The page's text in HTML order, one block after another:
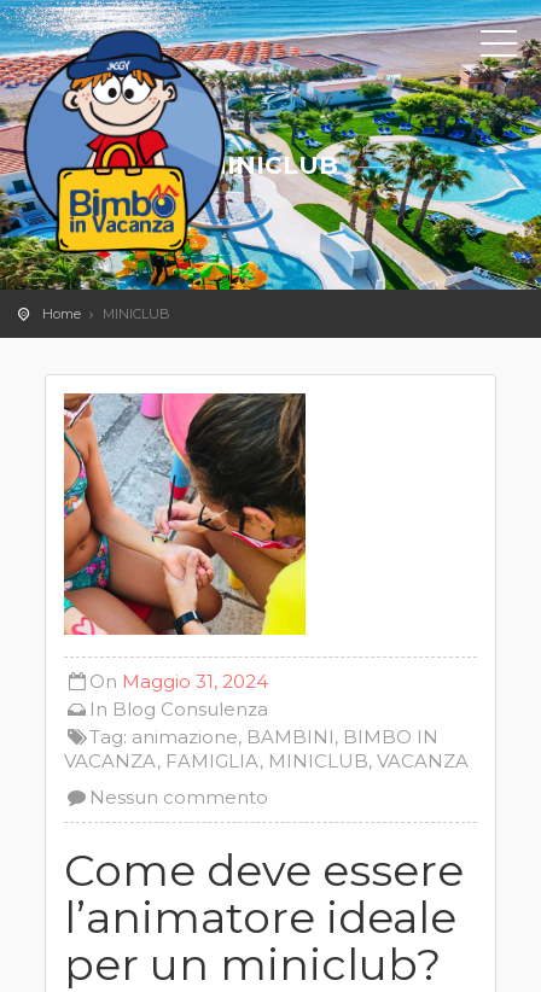
MINICLUB
Home MINICLUB
On Maggio 31, 2024
In Blog Consulenza
Tag: animazione, BAMBINI, BIMBO IN
VACANZA, FAMIGLIA, MINICLUB,VACANZA
Nessun commento
Come deve essere
l’animatore ideale
per un miniclub?